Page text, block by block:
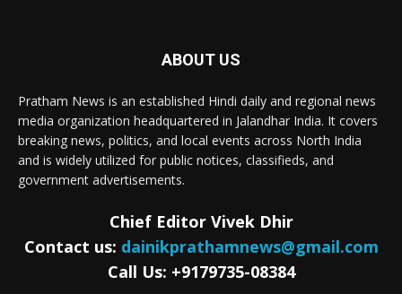
ABOUT US
Pratham News is an established Hindi daily and regional news
media organization headquartered in Jalandhar India. It covers
breaking news, politics, and local events across North India
and is widely utilized for public notices, classifieds, and
government advertisements.
Chief Editor Vivek Dhir
Contact us: dainikprathamnews@gmail.com
Call Us: +9179735-08384